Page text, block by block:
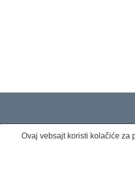
Ovaj vebsajt koristi kolačiće za